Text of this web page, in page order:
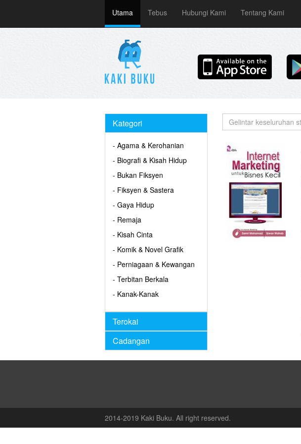
Utama Tebus Hubungi Kami Tentang Kami
Kategori
- Agama & Kerohanian
- Biografi & Kisah Hidup
- Bukan Fiksyen
- Fiksyen & Sastera
- Gaya Hidup
- Remaja
- Kisah Cinta
- Komik & Novel Grafik
- Perniagaan & Kewangan
- Terbitan Berkala
- Kanak-Kanak
Terokai
Cadangan
2014-2019 Kaki Buku. All right reserved.